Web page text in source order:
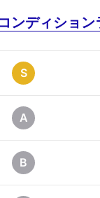
コンディション
S
A
B